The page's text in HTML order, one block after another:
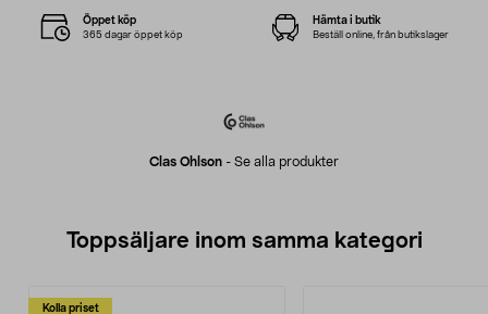
Clas Ohlson - Se alla produkter
Öppet köp
365 dagar öppet köp
Hämta i butik
Beställ online, från butikslager
Toppsäljare inom samma kategori
Kolla priset